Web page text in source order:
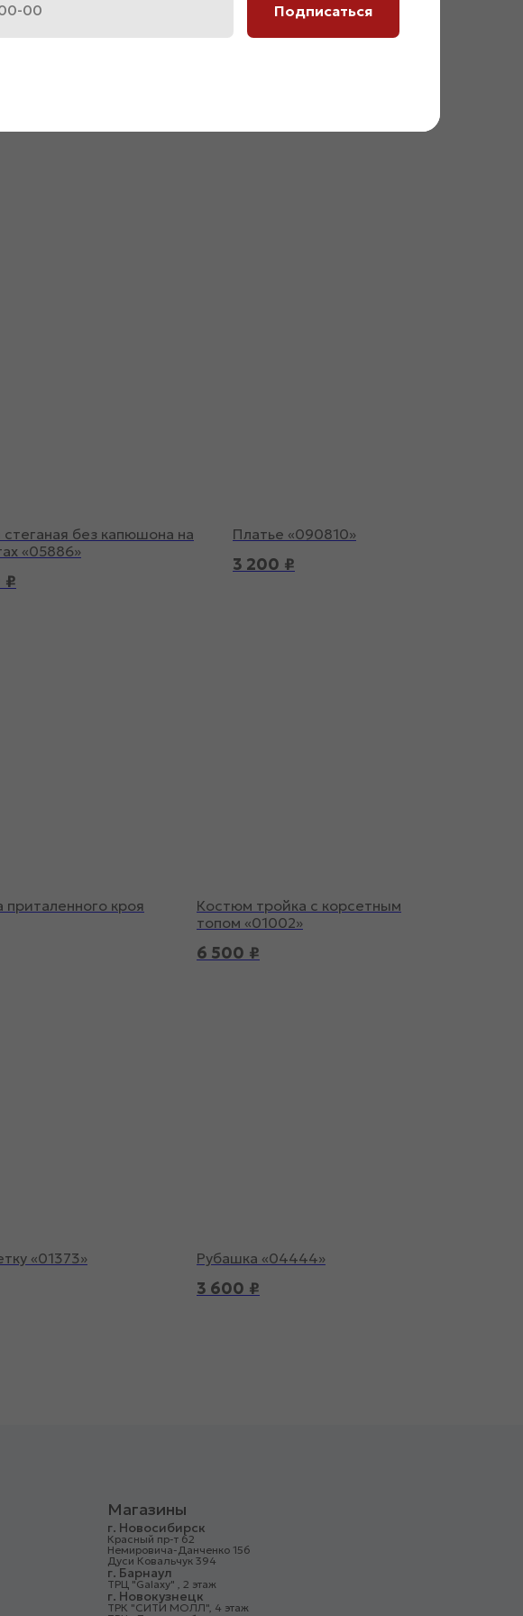
стеганая без капюшона на
«05886»
₽
Платье «090810»
3 200 ₽
приталенного кроя
Костюм тройка с корсетным
топом «01002»
6 500 ₽
«01373» Рубашка «04444»
3 600 ₽
Магазины
г. Новосибирск
Красный пр-т 62
Немировича-Данченко 156
Дуси Ковальчук 394
г. Барнаул
ТРЦ "Galaxy" , 2 этаж
г. Новокузнецк
ТРК "СИТИ МОЛЛ", 4 этаж
Подписаться